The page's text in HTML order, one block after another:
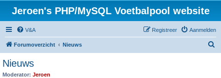
Jeroen's PHP/MySQL Voetbalpool website
V&A Aanmelden
Registreer
Forumoverzicht Nieuws
Nieuws
Moderator: Jeroen